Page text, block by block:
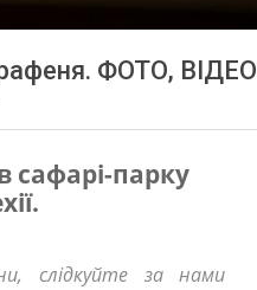
ФОТО, ВІДЕО
парку
слідкуйте за нами